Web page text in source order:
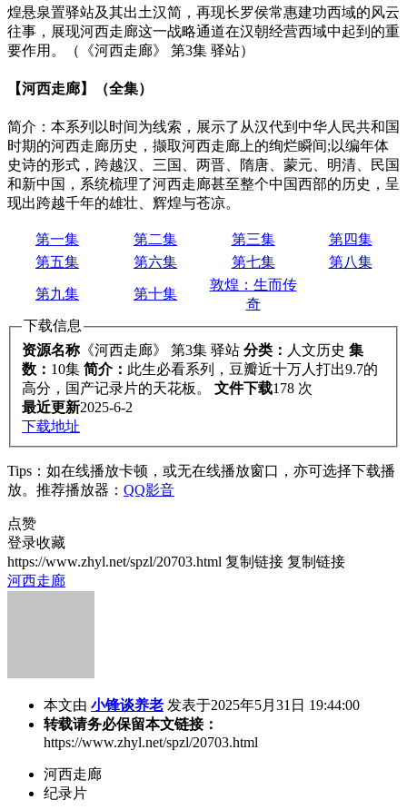
煌悬泉置驿站及其出土汉简，再现长罗侯常惠建功西域的风云
往事，展现河西走廊这一战略通道在汉朝经营西域中起到的重
要作用。（《河西走廊》 第3集 驿站）
【河西走廊】（全集）
简介：本系列以时间为线索，展示了从汉代到中华人民共和国
时期的河西走廊历史，撷取河西走廊上的绚烂瞬间;以编年体
史诗的形式，跨越汉、三国、两晋、隋唐、蒙元、明清、民国
和新中国，系统梳理了河西走廊甚至整个中国西部的历史，呈
现出跨越千年的雄壮、辉煌与苍凉。
第一集 第二集 第三集
第四集
第五集
第六集 第七集 第八集
第九集 第十集
敦煌：生而传
奇
下载信息
资源名称《河西走廊》 第3集 驿站 分类： 人文历史 集
数： 10集 简介： 此生必看系列，豆瓣近十万人打出9.7的
高分，国产记录片的天花板。
文件下载178 次
最近更新2025-6-2
下载地址
Tips：如在线播放卡顿，或无在线播放窗口，亦可选择下载播
放。推荐播放器： QQ影音
点赞
登录收藏
https://www.zhyl.net/spzl/20703.html 复制链接 复制链接
河西走廊
本文由 小锋谈养老 发表于2025年5月31日 19:44:00
转载请务必保留本文链接：
https://www.zhyl.net/spzl/20703.html
河西走廊
纪录片